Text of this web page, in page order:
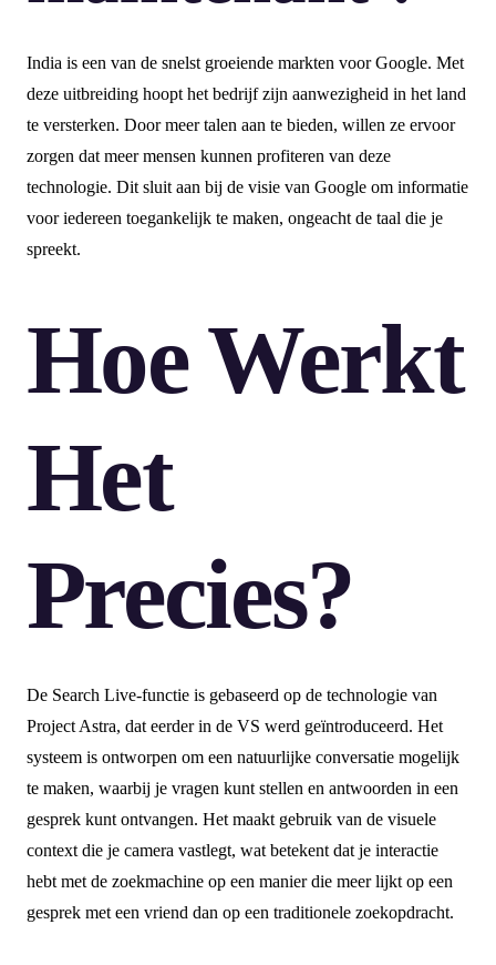
India is een van de snelst groeiende markten voor Google. Met
deze uitbreiding hoopt het bedrijf zijn aanwezigheid in het land
te versterken. Door meer talen aan te bieden, willen ze ervoor
zorgen dat meer mensen kunnen profiteren van deze
technologie. Dit sluit aan bij de visie van Google om informatie
voor iedereen toegankelijk te maken, ongeacht de taal die je
spreekt.
Hoe Werkt
Het
Precies?
De Search Live-functie is gebaseerd op de technologie van
Project Astra, dat eerder in de VS werd geïntroduceerd. Het
systeem is ontworpen om een natuurlijke conversatie mogelijk
te maken, waarbij je vragen kunt stellen en antwoorden in een
gesprek kunt ontvangen. Het maakt gebruik van de visuele
context die je camera vastlegt, wat betekent dat je interactie
hebt met de zoekmachine op een manier die meer lijkt op een
gesprek met een vriend dan op een traditionele zoekopdracht.